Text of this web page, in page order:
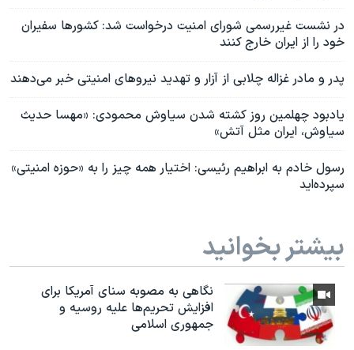
در نشست غیررسمی شورای امنیت درخواست شد: کشورها سفیران
خود را از ایران خارج کنند
پدر و مادر غزاله چلابی از آزار و تهدید نیروهای امنیتی خبر می‌دهند
یادبود چهلمین روز کشته شدن سیاوش محمودی: «مهسا حدیث
سیاوش، ایران مثل آتش»
رسول خادم به ابراهیم رئیسی: اختیار همه چیز را به «حوزه امنیتی»
سپرده‌اید
بیشتر بخوانید
نگاهی به مصوبه سنای آمریکا برای
افزایش تحریم‌ها علیه روسیه و
جمهوری اسلامی